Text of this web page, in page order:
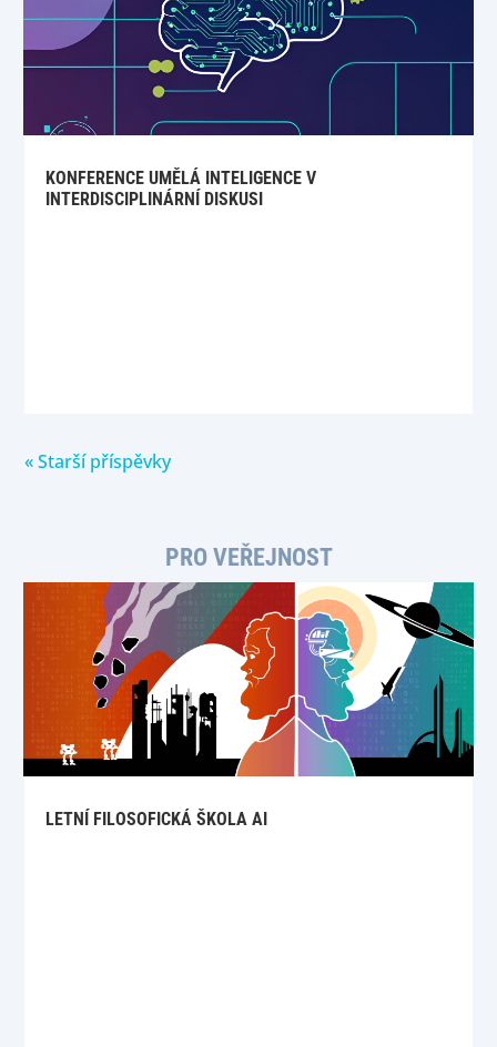
KONFERENCE UMĚLÁ INTELIGENCE V
INTERDISCIPLINÁRNÍ DISKUSI
« Starší příspěvky
PRO VEŘEJNOST
LETNÍ FILOSOFICKÁ ŠKOLA AI